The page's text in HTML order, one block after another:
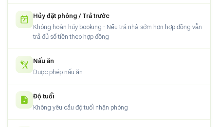
Hủy đặt phòng / Trả trước
Không hoàn hủy booking - Nếu trả nhà sớm hơn hợp đồng vẫn
trả đủ số tiền theo hợp đồng
Nấu ăn
Được phép nấu ăn
Độ tuổi
Không yêu cầu độ tuổi nhận phòng